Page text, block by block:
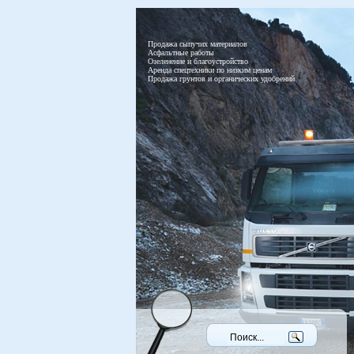
Продажа сыпучих материалов
Асфальтные работы
Озеленение и благоустройство
Аренда спецтехники по низким ценам
Продажа грунтов и органических удобрений